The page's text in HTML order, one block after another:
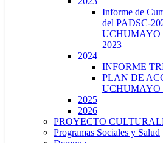
Informe de
del PADSC-
UCHUMAYO
2023
2024
INFORME
PLAN DE
UCHUMAYO
2025
2026
PROYECTO
Programas Sociales y Salud